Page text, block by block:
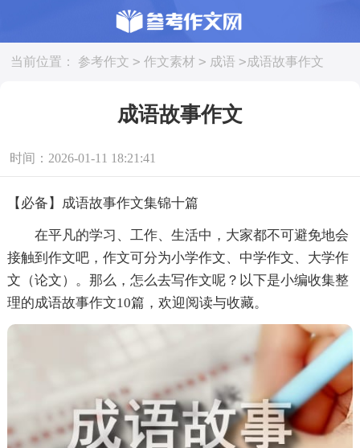
当前位置： 参考作文 > 作文素材 > 成语 >成语故事作文
成语故事作文
时间：2026-01-11 18:21:41
【必备】成语故事作文集锦十篇
在平凡的学习、工作、生活中，大家都不可避免地会
接触到作文吧，作文可分为小学作文、中学作文、大学作
文（论文）。那么，怎么去写作文呢？以下是小编收集整
理的成语故事作文10篇，欢迎阅读与收藏。